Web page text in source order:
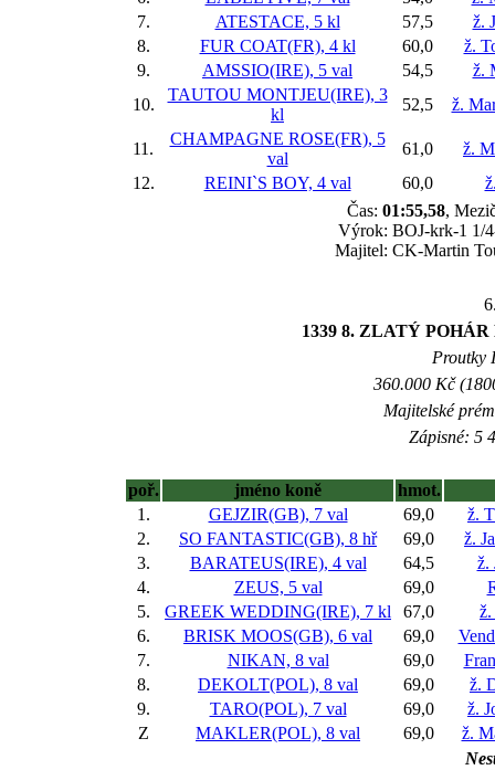
7.
ATESTACE, 5 kl 57,5
ž.
8.
FUR COAT(FR), 4 kl 60,0
ž.
9.
AMSSIO(IRE), 5 val 54,5
ž.
10.
TAUTOU MONTJEU(IRE), 3
kl
52,5 ž.
11.
CHAMPAGNE ROSE(FR), 5
val
61,0
ž.
12.
REINI`S BOY, 4 val 60,0
Čas: 01:55,58,
Výrok: BOJ-krk-1 1/
Majitel: CK-Martin
1339 8. ZLATÝ
Proutky
360.000 Kč
Majitelské
Zápisné: 5
poř. jméno koně
hmot.
1.
GEJZIR(GB), 7 val 69,0
ž.
2.
SO FANTASTIC(GB), 8 hř 69,0
ž.
3.
BARATEUS(IRE), 4 val 64,5
ž.
4.
ZEUS, 5 val 69,0
5.
GREEK WEDDING(IRE), 7 kl 67,0
6.
BRISK MOOS(GB), 6 val 69,0
7.
NIKAN, 8 val 69,0
8.
DEKOLT(POL), 8 val 69,0
ž.
9.
TARO(POL), 7 val 69,0
ž.
Z
MAKLER(POL), 8 val 69,0
ž.